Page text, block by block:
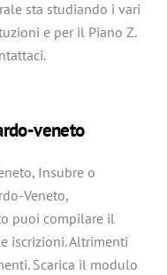
sta studiando i vari
e per il Piano Z.
veneto
Insubre o
Veneto,
puoi compilare il
iscrizioni. Altrimenti
Scarica il modulo